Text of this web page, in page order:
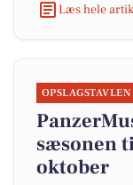
Læs hele
OPSLAGSTAVLEN
sæsonen
oktober